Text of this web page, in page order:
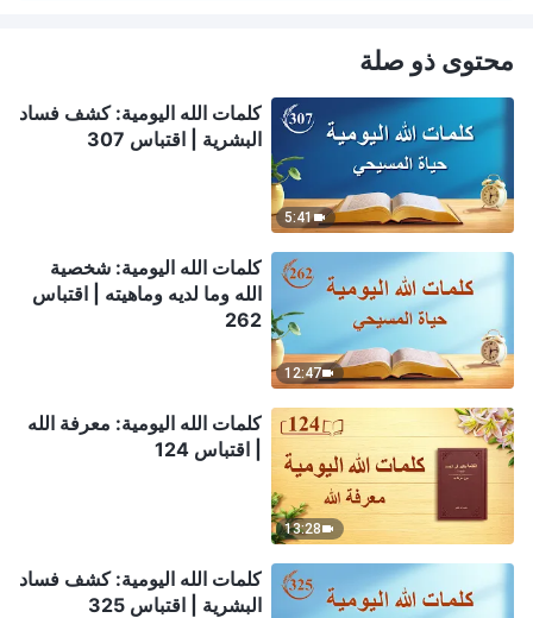
محتوى ذو صلة
5:41
كلمات الله اليومية: كشف فساد
البشرية | اقتباس 307
12:47
كلمات الله اليومية: شخصية
الله وما لديه وماهيته | اقتباس
262
13:28
كلمات الله اليومية: معرفة الله
| اقتباس 124
كلمات الله اليومية: كشف فساد
البشرية | اقتباس 325